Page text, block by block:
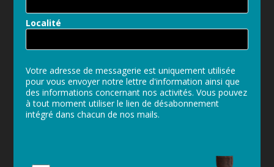
Localité
Votre adresse de messagerie est uniquement utilisée
pour vous envoyer notre lettre d'information ainsi que
des informations concernant nos activités. Vous pouvez
à tout moment utiliser le lien de désabonnement
intégré dans chacun de nos mails.